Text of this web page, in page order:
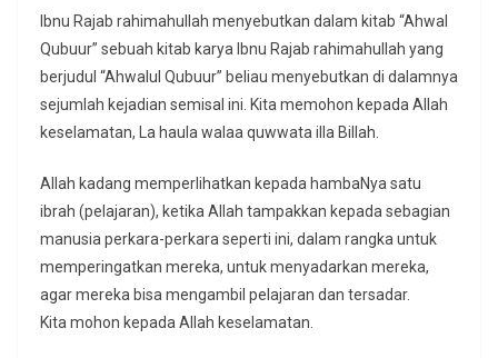
Ibnu Rajab rahimahullah menyebutkan dalam kitab “Ahwal
Qubuur” sebuah kitab karya Ibnu Rajab rahimahullah yang
berjudul “Ahwalul Qubuur” beliau menyebutkan di dalamnya
sejumlah kejadian semisal ini. Kita memohon kepada Allah
keselamatan, La haula walaa quwwata illa Billah.
Allah kadang memperlihatkan kepada hambaNya satu
ibrah (pelajaran), ketika Allah tampakkan kepada sebagian
manusia perkara-perkara seperti ini, dalam rangka untuk
memperingatkan mereka, untuk menyadarkan mereka,
agar mereka bisa mengambil pelajaran dan tersadar.
Kita mohon kepada Allah keselamatan.